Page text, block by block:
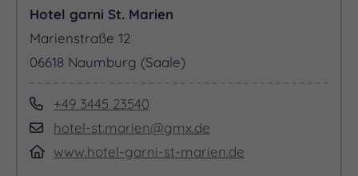
Hotel garni St. Marien
Marienstraße 12
06618 Naumburg (Saale)
+49 3445 23540
hotel-st.marien@gmx.de
www.hotel-garni-st-marien.de